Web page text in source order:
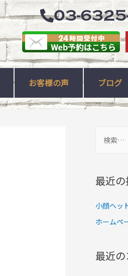
03-
お客様の声 ブログ
最近
小顔ヘッ
ホームペ
最近